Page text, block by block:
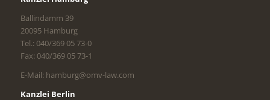
Ballindamm 39
20095 Hamburg
Tel.: 040/369 05 73-0
Fax: 040/369 05 73-1
E-Mail: hamburg@omv-law.com
Kanzlei Berlin